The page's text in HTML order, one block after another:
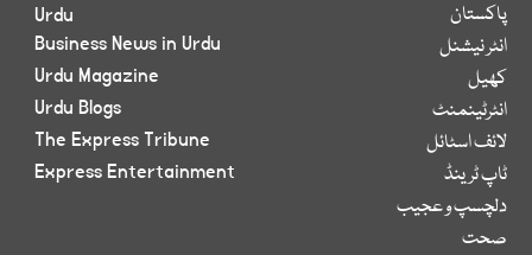
پاکستان
انٹر نیشنل
کھیل
انٹرٹینمنٹ
لائف اسٹائل
ٹاپ ٹرینڈ
دلچسپ و عجیب
صحت
Urdu
Business News in Urdu
Urdu Magazine
Urdu Blogs
The Express Tribune
Express Entertainment